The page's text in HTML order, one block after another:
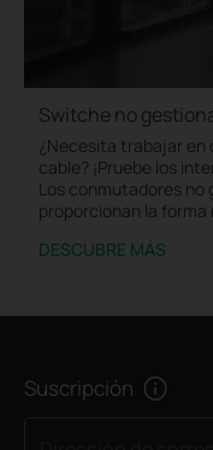
Switche no
¿Necesita trabajar en
cable? ¡Pruebe los
Los conmutadores no
proporcionan la forma
DESCUBRE MÁS
Suscripción